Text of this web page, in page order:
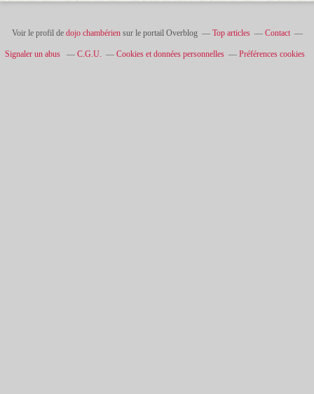
Voir le profil de dojo chambériensur le portail Overblog Top articles Contact
Signaler un abus C.G.U. Cookies et données personnelles Préférences cookies